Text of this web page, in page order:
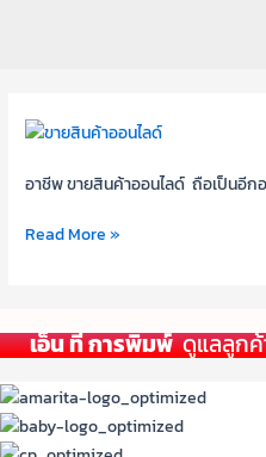
อาชีพ ขายสินค้าออนไลด์ ถือเป็นอีก
ขาย
ค้า
ทาง
ให้
คน
เห็น
มาก
Read More »
เอ็น ที การพิมพ์ดูแลลูกค้